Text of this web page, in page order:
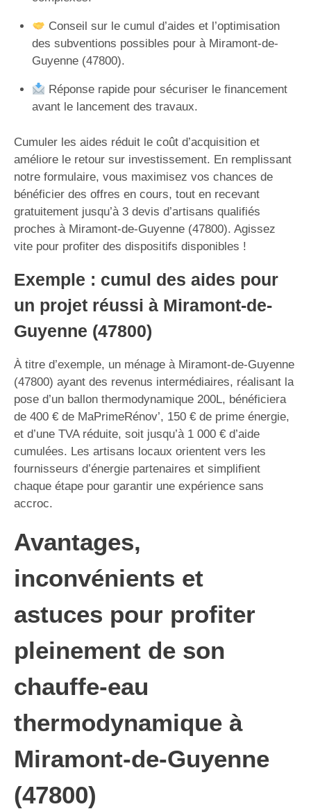
Conseil sur le cumul d’aides et l’optimisation
des subventions possibles pour à Miramont-de-
Guyenne (47800).
Réponse rapide pour sécuriser le financement
avant le lancement des travaux.
Cumuler les aides réduit le coût d’acquisition et
améliore le retour sur investissement. En remplissant
notre formulaire, vous maximisez vos chances de
bénéficier des offres en cours, tout en recevant
gratuitement jusqu’à 3 devis d’artisans qualifiés
proches à Miramont-de-Guyenne (47800). Agissez
vite pour profiter des dispositifs disponibles !
Exemple : cumul des aides pour
un projet réussi à Miramont-de-
Guyenne (47800)
À titre d’exemple, un ménage à Miramont-de-Guyenne
(47800) ayant des revenus intermédiaires, réalisant la
pose d’un ballon thermodynamique 200L, bénéficiera
de 400 € de MaPrimeRénov’, 150 € de prime énergie,
et d’une TVA réduite, soit jusqu’à 1 000 € d’aide
cumulées. Les artisans locaux orientent vers les
fournisseurs d’énergie partenaires et simplifient
chaque étape pour garantir une expérience sans
accroc.
Avantages,
inconvénients et
astuces pour profiter
pleinement de son
chauffe-eau
thermodynamique à
Miramont-de-Guyenne
(47800)